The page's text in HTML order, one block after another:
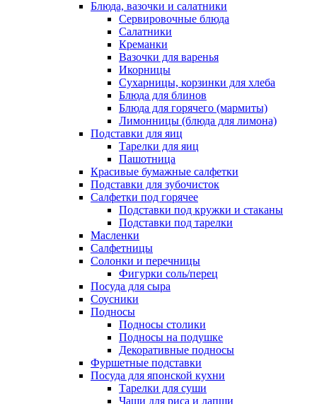
Блюда, вазочки и салатники
Сервировочные блюда
Салатники
Креманки
Вазочки для варенья
Икорницы
Сухарницы, корзинки для хлеба
Блюда для блинов
Блюда для горячего (мармиты)
Лимонницы (блюда для лимона)
Подставки для яиц
Тарелки для яиц
Пашотница
Красивые бумажные салфетки
Подставки для зубочисток
Салфетки под горячее
Подставки под кружки и стаканы
Подставки под тарелки
Масленки
Салфетницы
Солонки и перечницы
Фигурки соль/перец
Посуда для сыра
Соусники
Подносы
Подносы столики
Подносы на подушке
Декоративные подносы
Фуршетные подставки
Посуда для японской кухни
Тарелки для суши
Чаши для риса и лапши